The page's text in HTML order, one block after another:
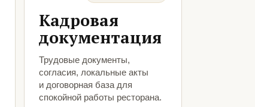
Кадровая
документация
Трудовые документы,
согласия, локальные акты
и договорная база для
спокойной работы ресторана.